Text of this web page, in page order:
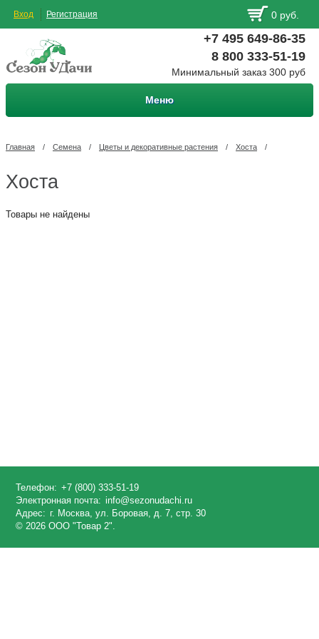
Вход Регистрация 0 руб.
+7 495 649-86-35
8 800 333-51-19
Минимальный заказ 300 руб
Меню
Главная / Семена / Цветы и декоративные растения / Хоста /
Хоста
Товары не найдены
Телефон: +7 (800) 333-51-19
Электронная почта: info@sezonudachi.ru
Адрес: г. Москва, ул. Боровая, д. 7, стр. 30
© 2026 ООО "Товар 2".